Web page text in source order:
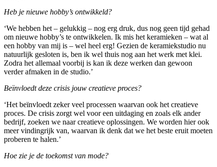
Heb je nieuwe hobby’s ontwikkeld?
‘We hebben het – gelukkig – nog erg druk, dus nog geen tijd gehad
om nieuwe hobby’s te ontwikkelen. Ik mis het keramieken – wat al
een hobby van mij is – wel heel erg! Gezien de keramiekstudio nu
natuurlijk gesloten is, ben ik wel thuis nog aan het werk met klei.
Zodra het allemaal voorbij is kan ik deze werken dan gewoon
verder afmaken in de studio.’
Beïnvloedt deze crisis jouw creatieve proces?
‘Het beïnvloedt zeker veel processen waarvan ook het creatieve
proces. De crisis zorgt wel voor een uitdaging en zoals elk ander
bedrijf, zoeken we naar creatieve oplossingen. We worden hier ook
meer vindingrijk van, waarvan ik denk dat we het beste eruit moeten
proberen te halen.’
Hoe zie je de toekomst van mode?